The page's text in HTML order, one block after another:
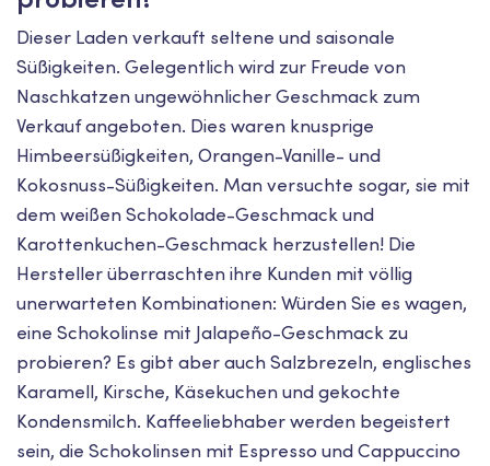
Dieser Laden verkauft seltene und saisonale
Süßigkeiten. Gelegentlich wird zur Freude von
Naschkatzen ungewöhnlicher Geschmack zum
Verkauf angeboten. Dies waren knusprige
Himbeersüßigkeiten, Orangen-Vanille- und
Kokosnuss-Süßigkeiten. Man versuchte sogar, sie mit
dem weißen Schokolade-Geschmack und
Karottenkuchen-Geschmack herzustellen! Die
Hersteller überraschten ihre Kunden mit völlig
unerwarteten Kombinationen: Würden Sie es wagen,
eine Schokolinse mit Jalapeño-Geschmack zu
probieren? Es gibt aber auch Salzbrezeln, englisches
Karamell, Kirsche, Käsekuchen und gekochte
Kondensmilch. Kaffeeliebhaber werden begeistert
sein, die Schokolinsen mit Espresso und Cappuccino